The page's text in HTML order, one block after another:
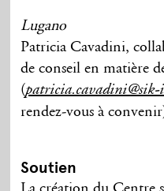
Lugano
Patricia Cavadini,
de conseil en matière
(patricia.cavadini@sik-
rendez-vous à
Soutien